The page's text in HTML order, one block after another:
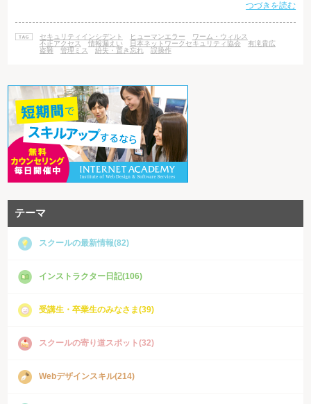
人為的なミスは気の緩みや警戒心の希薄さから、いつでも起こる可能性が
セキュリティ協会（www.jnsa.org）の 「2012年情報セキュリティインシデ
ントに関する調査報告書～個人情報漏えい編～」は、 2012年の一年に報
つづきを読む
セキュリティインシデント ヒューマンエラー
ワーム・ウィルス
不正アクセス
情報漏えい 日本ネットワークセキュリティ協会
有滝貴広
盗難
管理ミス 紛失・置き忘れ 誤操作
テーマ
スクールの最新情報(82)
インストラクター日記(106)
受講生・卒業生のみなさま(39)
スクールの寄り道スポット(32)
Webデザインスキル(214)